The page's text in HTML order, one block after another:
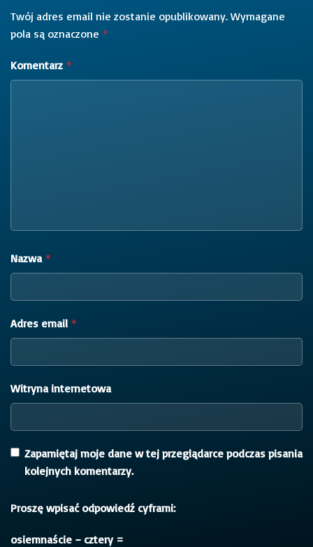
Twój adres email nie zostanie opublikowany. Wymagane
pola są oznaczone *
Komentarz *
Nazwa *
Adres email *
Witryna internetowa
Zapamiętaj moje dane w tej przeglądarce podczas pisania
kolejnych komentarzy.
Proszę wpisać odpowiedź cyframi:
osiemnaście − cztery =